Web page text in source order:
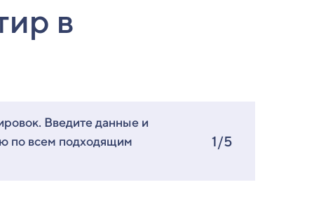
в
Введите данные и
по всем подходящим
1/5